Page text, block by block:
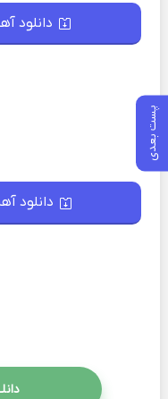
پست بعدی
دانلود
دانلود